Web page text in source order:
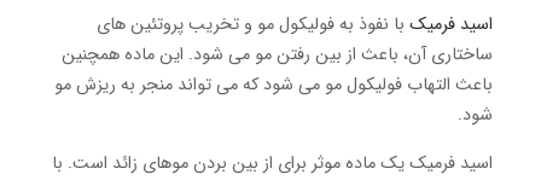
اسید فرمیک با نفوذ به فولیکول مو و تخریب پروتئین های
ساختاری آن، باعث از بین رفتن مو می شود. این ماده همچنین
باعث التهاب فولیکول مو می شود که می تواند منجر به ریزش مو
شود.
اسید فرمیک یک ماده موثر برای از بین بردن موهای زائد است. با